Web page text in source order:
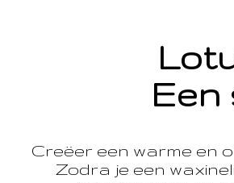
Een
Creëer een warme en
Zodra je een